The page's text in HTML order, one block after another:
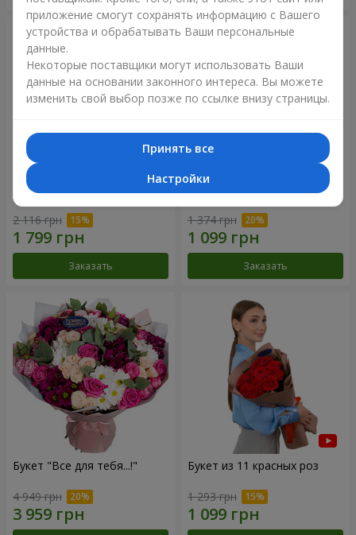
Букет "Цветочное Selfie!"
2 116 грн
Заказать
Букет "Яркие солнышки!"
1 374 грн
Заказать
Букет "Все для тебя...!"
4 949 грн
Букет из 11 красных роз
1 293 грн
приложение смогут сохранять информацию с Вашего
устройства и обрабатывать Ваши персональные
данные.
Некоторые поставщики могут использовать Ваши
данные на основании законного интереса. Вы можете
изменить свой выбор позже по ссылке внизу страницы.
Принять все
Настройки